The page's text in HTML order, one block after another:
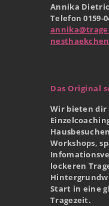
Annika
Telefon 0159-
Das Original
Wir bieten
Workshops,
lockeren
Start in eine
Tragezeit.